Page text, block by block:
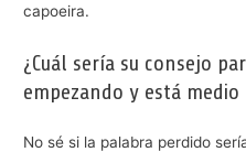
capoeira.
¿Cuál sería su consejo
empezando y está medio
No sé si la palabra perdido